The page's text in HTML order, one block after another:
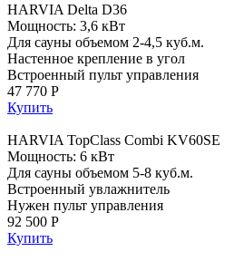
HARVIA Delta D36
Мощность: 3,6 кВт
Для сауны объемом 2-4,5 куб.м.
Настенное крепление в угол
Встроенный пульт управления
47 770 Р
Купить
HARVIA TopClass Combi KV60SE
Мощность: 6 кВт
Для сауны объемом 5-8 куб.м.
Встроенный увлажнитель
Нужен пульт управления
92 500 Р
Купить